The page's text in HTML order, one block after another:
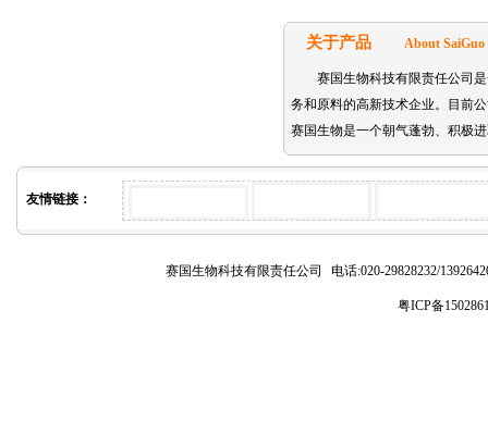
关于产品 About SaiGuo
赛国生物科技有限责任公司
务和原料的高新技术企业。目前公
赛国生物是一个朝气蓬勃、积极
友情链接：
赛国生物科技有限责任公司 电话:020-29828232/
粤ICP备